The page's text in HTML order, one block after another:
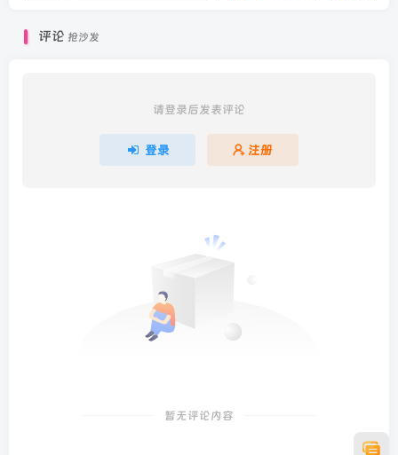
评论 抢沙发
请登录后发表评论
登录 注册
暂无评论内容